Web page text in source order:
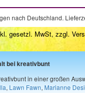
nach Deutschland.
gesetzl. MwSt, zzgl.
bei kreativbunt
in einer großen
, Lawn Fawn, Marianne